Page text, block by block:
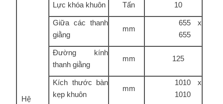
Hệ
Lực khóa khuôn Tấn 10
Giữa các thanh
giằng
mm
655 x
655
Đường kính
thanh giằng
mm 125
Kích thước bàn
kẹp khuôn
mm
1010 x
1010